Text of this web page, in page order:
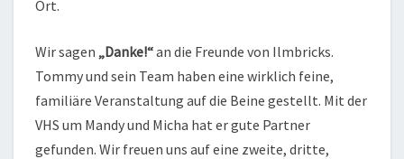
Ort.
Wir sagen „Danke!“an die Freunde von Ilmbricks.
Tommy und sein Team haben eine wirklich feine,
familiäre Veranstaltung auf die Beine gestellt. Mit der
VHS um Mandy und Micha hat er gute Partner
gefunden. Wir freuen uns auf eine zweite, dritte,